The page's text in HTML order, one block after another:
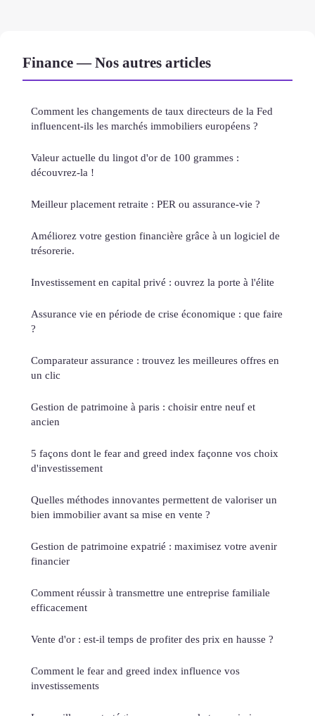
Finance — Nos autres articles
Comment les changements de taux directeurs de la Fed
influencent-ils les marchés immobiliers européens ?
Valeur actuelle du lingot d'or de 100 grammes :
découvrez-la !
Meilleur placement retraite : PER ou assurance-vie ?
Améliorez votre gestion financière grâce à un logiciel de
trésorerie.
Investissement en capital privé : ouvrez la porte à l'élite
Assurance vie en période de crise économique : que faire
?
Comparateur assurance : trouvez les meilleures offres en
un clic
Gestion de patrimoine à paris : choisir entre neuf et
ancien
5 façons dont le fear and greed index façonne vos choix
d'investissement
Quelles méthodes innovantes permettent de valoriser un
bien immobilier avant sa mise en vente ?
Gestion de patrimoine expatrié : maximisez votre avenir
financier
Comment réussir à transmettre une entreprise familiale
efficacement
Vente d'or : est-il temps de profiter des prix en hausse ?
Comment le fear and greed index influence vos
investissements